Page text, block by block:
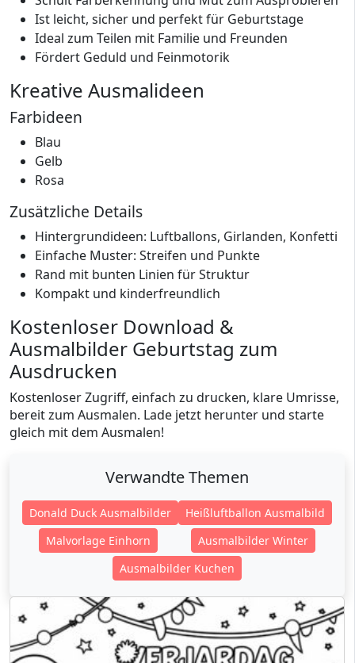
Ist leicht, sicher und perfekt für Geburtstage
Ideal zum Teilen mit Familie und Freunden
Fördert Geduld und Feinmotorik
Kreative Ausmalideen
Farbideen
Blau
Gelb
Rosa
Zusätzliche Details
Hintergrundideen: Luftballons, Girlanden, Konfetti
Einfache Muster: Streifen und Punkte
Rand mit bunten Linien für Struktur
Kompakt und kinderfreundlich
Kostenloser Download &
Ausmalbilder Geburtstag zum
Ausdrucken
Kostenloser Zugriff, einfach zu drucken, klare Umrisse,
bereit zum Ausmalen. Lade jetzt herunter und starte
gleich mit dem Ausmalen!
Verwandte Themen
Donald Duck Ausmalbilder
Heißluftballon Ausmalbild
Malvorlage Einhorn
Ausmalbilder Winter
Ausmalbilder Kuchen